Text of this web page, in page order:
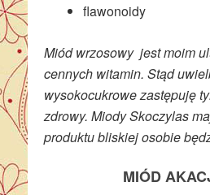
flawonoidy
Miód wrzosowy jest moim
cennych witamin. Stąd
wysokocukrowe zastępuję
zdrowy. Miody Skoczylas
produktu bliskiej osobie
MIÓD